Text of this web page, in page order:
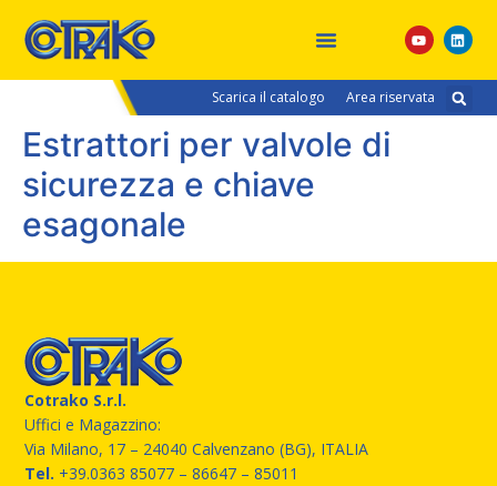
Scarica il catalogo Area riservata
Estrattori per valvole di
sicurezza e chiave
esagonale
Cotrako S.r.l.
Uffici e Magazzino:
Via Milano, 17 – 24040 Calvenzano (BG), ITALIA
Tel. +39.0363 85077 – 86647 – 85011